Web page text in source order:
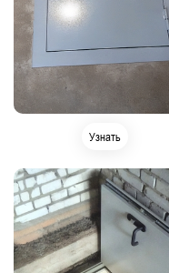
Узнать